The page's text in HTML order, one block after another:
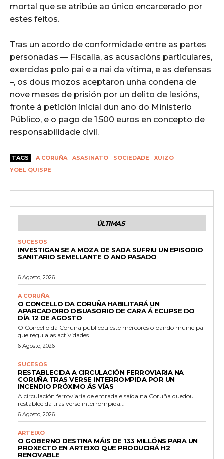
mortal que se atribúe ao único encarcerado por
estes feitos.
Tras un acordo de conformidade entre as partes
personadas — Fiscalía, as acusacións particulares,
exercidas polo pai e a nai da vítima, e as defensas
–, os dous mozos aceptaron unha condena de
nove meses de prisión por un delito de lesións,
fronte á petición inicial dun ano do Ministerio
Público, e o pago de 1.500 euros en concepto de
responsabilidade civil.
TAGS A CORUÑA ASASINATO SOCIEDADE
XUIZO
YOEL QUISPE
ÚLTIMAS
SUCESOS
INVESTIGAN SE A MOZA DE SADA SUFRIU UN EPISODIO
SANITARIO SEMELLANTE O ANO PASADO
6 Agosto, 2026
A CORUÑA
O CONCELLO DA CORUÑA HABILITARÁ UN
APARCADOIRO DISUASORIO DE CARA Á ECLIPSE DO
DÍA 12 DE AGOSTO
O Concello da Coruña publicou este mércores o bando municipal
que regula as actividades...
6 Agosto, 2026
SUCESOS
RESTABLECIDA A CIRCULACIÓN FERROVIARIA NA
CORUÑA TRAS VERSE INTERROMPIDA POR UN
INCENDIO PRÓXIMO ÁS VÍAS
A circulación ferroviaria de entrada e saída na Coruña quedou
restablecida tras verse interrompida...
6 Agosto, 2026
ARTEIXO
O GOBERNO DESTINA MÁIS DE 133 MILLÓNS PARA UN
PROXECTO EN ARTEIXO QUE PRODUCIRÁ H2
RENOVABLE